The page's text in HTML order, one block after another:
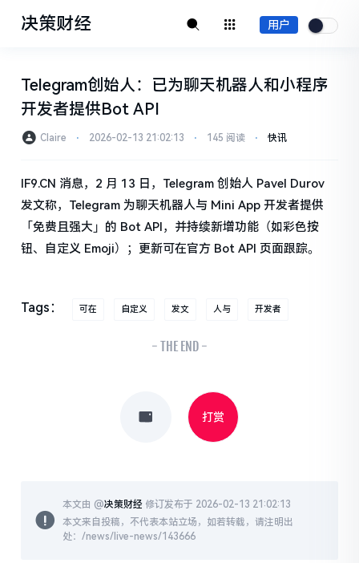
决策财经 用户
Telegram创始人：已为聊天机器人和小程序
开发者提供Bot API
Claire ⋅ 2026-02-13 21:02:13 ⋅ 145 阅读 ⋅ 快讯
IF9.CN 消息，2 月 13 日，Telegram 创始人 Pavel Durov
发文称，Telegram 为聊天机器人与 Mini App 开发者提供
「免费且强大」的 Bot API，并持续新增功能（如彩色按
钮、自定义 Emoji）；更新可在官方 Bot API 页面跟踪。
Tags： 可在 自定义 发文 人与 开发者
- THE END -
打赏
本文由 @决策财经 修订发布于 2026-02-13 21:02:13
本文来自投稿，不代表本站立场，如若转载，请注明出
处：/news/live-news/143666